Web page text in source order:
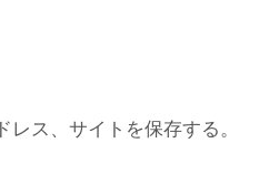
ス、サイトを保存する。